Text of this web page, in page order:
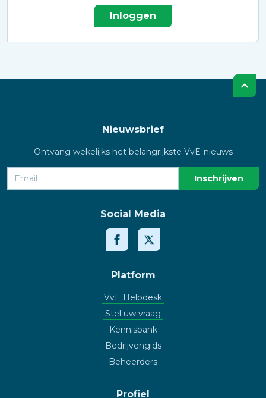
Inloggen
Nieuwsbrief
Ontvang wekelijks het belangrijkste VvE-nieuws
Social Media
Platform
VvE Helpdesk
Stel uw vraag
Kennisbank
Bedrijvengids
Beheerders
Profiel